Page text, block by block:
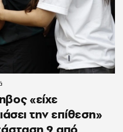
«είχε
την επίθεση»